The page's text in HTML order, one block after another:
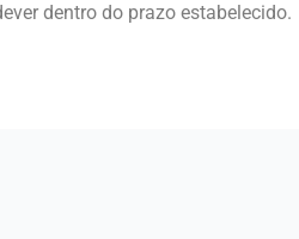
dentro do prazo estabelecido.